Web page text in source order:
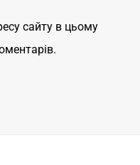
сайту в цьому